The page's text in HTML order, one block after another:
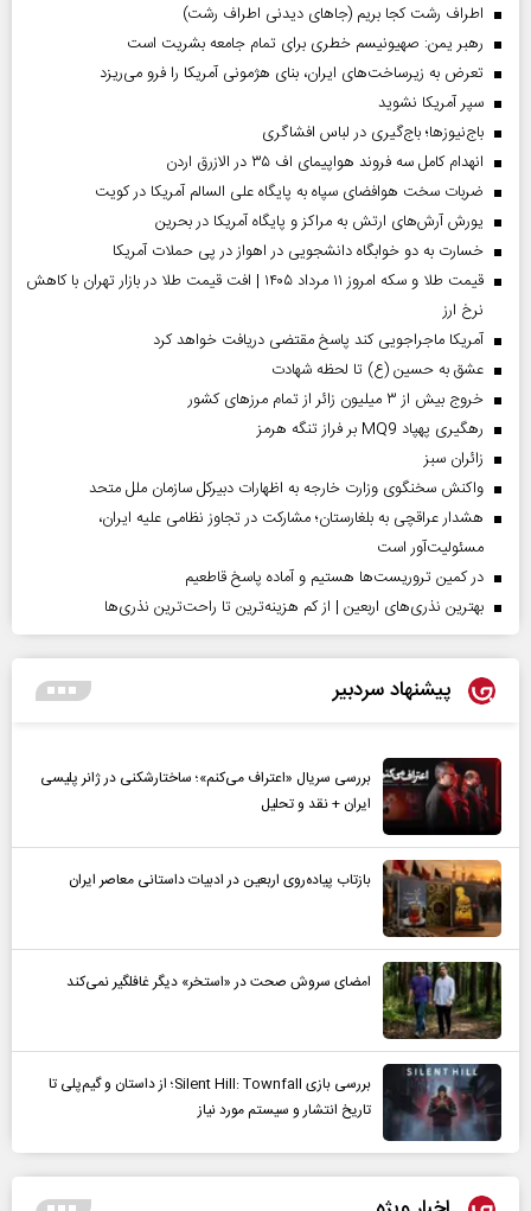
اطراف رشت کجا بریم (جاهای دیدنی اطراف رشت)
رهبر یمن: صهیونیسم خطری برای تمام جامعه بشریت است
تعرض به زیرساخت‌های ایران، بنای هژمونی آمریکا را فرو می‌ریزد
سپر آمریکا نشوید
باج‌نیوزها؛ باج‌گیری در لباس افشاگری
انهدام کامل سه فروند هواپیمای اف ۳۵ در الازرق اردن
ضربات سخت هوافضای سپاه به پایگاه علی السالم آمریکا در کویت
یورش آرش‌های ارتش به مراکز و پایگاه‌ آمریکا در بحرین
خسارت به دو خوابگاه دانشجویی در اهواز در پی حملات آمریکا
قیمت طلا و سکه امروز ۱۱ مرداد ۱۴۰۵ | افت قیمت طلا در بازار تهران با کاهش
نرخ ارز
آمریکا ماجراجویی کند پاسخ مقتضی دریافت خواهد کرد
عشق به حسین (ع) تا لحظه شهادت
خروج بیش از ۳ میلیون زائر از تمام مرز‌های کشور
رهگیری پهپاد MQ9 بر فراز تنگه هرمز
‌زائران سبز
واکنش سخنگوی وزارت خارجه به اظهارات دبیرکل سازمان ملل متحد
هشدار عراقچی به بلغارستان؛ مشارکت در تجاوز نظامی علیه ایران،
مسئولیت‌آور است
در کمین تروریست‌ها هستیم و آماده پاسخ قاطعیم
بهترین نذری‌های اربعین | از کم هزینه‌ترین تا راحت‌ترین نذری‌ها
پیشنهاد سردبیر
بررسی سریال «اعتراف می‌کنم»؛ ساختارشکنی در ژانر پلیسی
ایران + نقد و تحلیل
بازتاب پیاده‌روی اربعین در ادبیات داستانی معاصر ایران
امضای سروش صحت در «استخر» دیگر غافلگیر نمی‌کند
بررسی بازی Silent Hill: Townfall؛ از داستان و گیم‌پلی تا
تاریخ انتشار و سیستم مورد نیاز